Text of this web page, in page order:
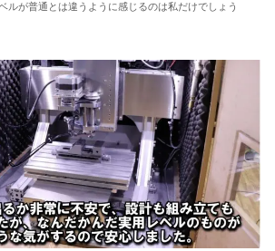
ルが普通とは違うように感じるのは私だけでしょう